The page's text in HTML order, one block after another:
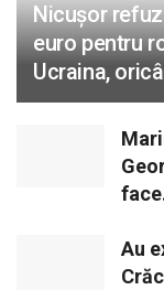
Nicușor
euro pentru
Ucraina,
Au